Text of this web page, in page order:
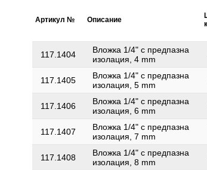
Артикул № Описание
117.1404
Вложка 1/4" с предпазна
изолация, 4 mm
117.1405
Вложка 1/4" с предпазна
изолация, 5 mm
117.1406
Вложка 1/4" с предпазна
изолация, 6 mm
117.1407
Вложка 1/4" с предпазна
изолация, 7 mm
117.1408
Вложка 1/4" с предпазна
изолация, 8 mm